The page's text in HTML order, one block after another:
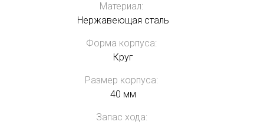
Материал:
Нержавеющая сталь
Форма корпуса:
Круг
Размер корпуса:
40 мм
Запас хода: